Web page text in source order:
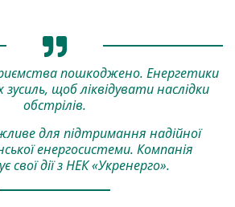
пошкоджено. Енергетики
щоб ліквідувати наслідки
обстрілів.
для підтримання надійної
енергосистеми. Компанія
свої дії з НЕК «Укренерго».